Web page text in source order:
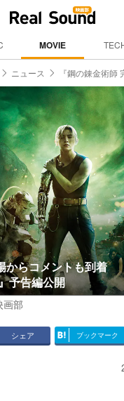
MOVIE
ニュース 『鋼の錬金術師
からコメントも到着
予告編公開
画部
シェア ブックマーク